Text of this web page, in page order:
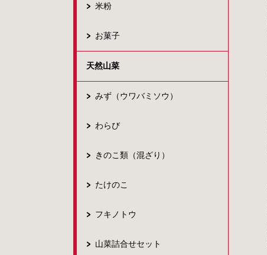
米粉
お菓子
天然山菜
みず（ウワバミソウ）
わらび
きのこ類（混ざり）
たけのこ
フキノトウ
山菜詰合せセット